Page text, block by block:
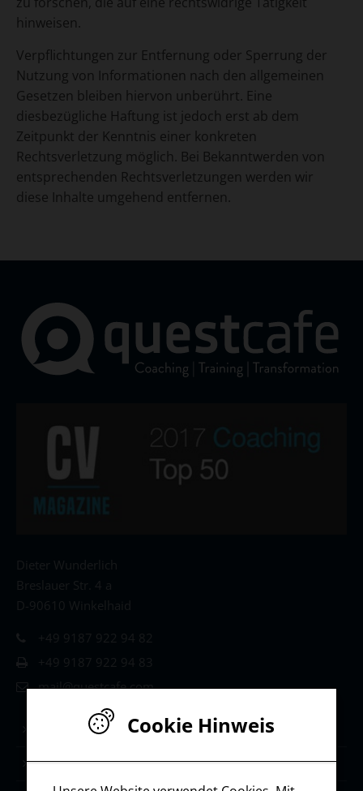
hinweisen.
Verpflichtungen zur Entfernung oder Sperrung der
Nutzung von Informationen nach den allgemeinen
Gesetzen bleiben hiervon unberührt. Eine
diesbezügliche Haftung ist jedoch erst ab dem
Zeitpunkt der Kenntnis einer konkreten
Rechtsverletzung möglich. Bei Bekanntwerden von
entsprechenden Rechtsverletzungen werden wir
diese Inhalte umgehend entfernen.
mail@questcafe.com
Life & Leadership Coaching
Stärken-Coaching
Cookie Hinweis